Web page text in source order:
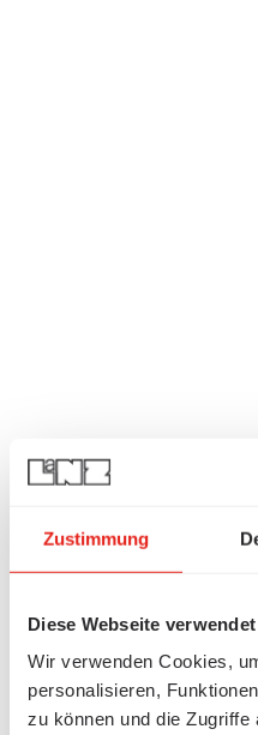
Zustimmung
Diese Webseite
Wir verwenden Cookies,
personalisieren,
zu können und die